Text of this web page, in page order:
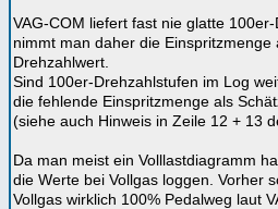
VAG-COM liefert fast nie glatte
nimmt man daher die
Drehzahlwert.
Sind 100er-Drehzahlstufen im Log
die fehlende Einspritzmenge als
(siehe auch Hinweis in Zeile 12 + 13
Da man meist ein Volllastdiagramm
die Werte bei Vollgas loggen. Vorher
Vollgas wirklich 100% Pedalweg laut